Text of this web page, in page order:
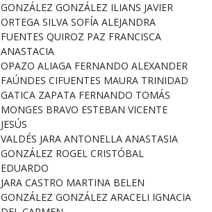
GONZÁLEZ GONZÁLEZ ILIANS JAVIER
ORTEGA SILVA SOFÍA ALEJANDRA
FUENTES QUIROZ PAZ FRANCISCA
ANASTACIA
OPAZO ALIAGA FERNANDO ALEXANDER
FAÚNDES CIFUENTES MAURA TRINIDAD
GATICA ZAPATA FERNANDO TOMÁS
MONGES BRAVO ESTEBAN VICENTE
JESÚS
VALDÉS JARA ANTONELLA ANASTASIA
GONZÁLEZ ROGEL CRISTÓBAL
EDUARDO
JARA CASTRO MARTINA BELEN
GONZÁLEZ GONZÁLEZ ARACELI IGNACIA